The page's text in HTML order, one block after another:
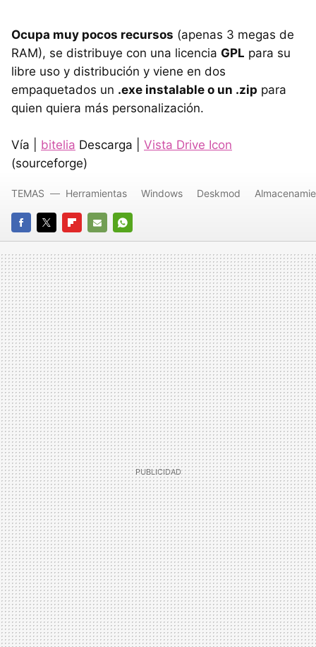
Ocupa muy pocos recursos (apenas 3 megas de
RAM), se distribuye con una licencia GPL para su
libre uso y distribución y viene en dos
empaquetados un .exe instalable o un .zip para
quien quiera más personalización.
Vía | bitelia Descarga | Vista Drive Icon
(sourceforge)
FACEBOOK
TWITTERFLIPBOARD
E-
MAIL
WHATSAPP
TEMAS Herramientas Windows Deskmod